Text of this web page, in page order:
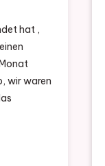
hat ,
wir waren